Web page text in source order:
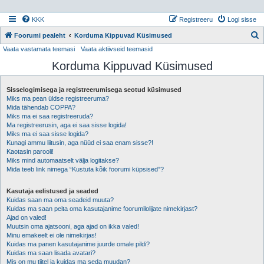
KKK Logi sisse
Registreeru
Foorumi pealeht Korduma Kippuvad Küsimused
i
Vaata vastamata teemasi Vaata aktiivseid teemasid
Korduma Kippuvad Küsimused
Sisselogimisega ja registreerumisega seotud küsimused
Miks ma pean üldse registreeruma?
Mida tähendab COPPA?
Miks ma ei saa registreeruda?
Ma registreerusin, aga ei saa sisse logida!
Miks ma ei saa sisse logida?
Kunagi ammu liitusin, aga nüüd ei saa enam sisse?!
Kaotasin parooli!
Miks mind automaatselt välja logitakse?
Mida teeb link nimega “Kustuta kõik foorumi küpsised”?
Kasutaja eelistused ja seaded
Kuidas saan ma oma seadeid muuta?
Kuidas ma saan peita oma kasutajanime foorumilolijate nimekirjast?
Ajad on valed!
Muutsin oma ajatsooni, aga ajad on ikka valed!
Minu emakeelt ei ole nimekirjas!
Kuidas ma panen kasutajanime juurde omale pildi?
Kuidas ma saan lisada avatari?
Mis on mu tiitel ja kuidas ma seda muudan?